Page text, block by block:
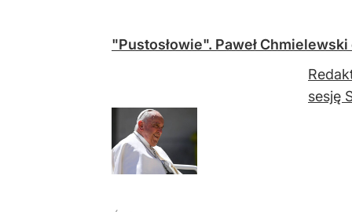
"Pustosłowie". Paweł
sesję